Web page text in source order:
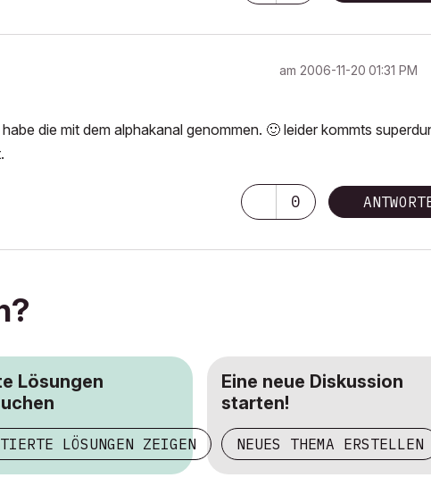
am ‎2006-11-20 01:31 PM
die mit dem alphakanal genommen. 🙂 leider kommts
0
Lösungen
LÖSUNGEN ZEIGEN
Eine neue Diskussion
starten!
NEUES THEMA ERSTELLEN